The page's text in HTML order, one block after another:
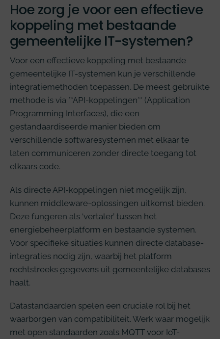
Hoe zorg je voor een effectieve
koppeling met bestaande
gemeentelijke IT-systemen?
Voor een effectieve koppeling met bestaande
gemeentelijke IT-systemen kun je verschillende
integratiemethoden toepassen. De meest gebruikte
methode is via **API-koppelingen** (Application
Programming Interfaces), die een
gestandaardiseerde manier bieden om
verschillende softwaresystemen met elkaar te
laten communiceren zonder directe toegang tot
elkaars code.
Als directe API-koppelingen niet mogelijk zijn,
kunnen middleware-oplossingen uitkomst bieden.
Deze fungeren als ‘vertaler’ tussen het
energiebeheerplatform en bestaande systemen.
Voor specifieke situaties kunnen directe database-
integraties nodig zijn, waarbij het platform
rechtstreeks gegevens uit gemeentelijke databases
haalt.
Datastandaarden spelen een cruciale rol bij het
waarborgen van compatibiliteit. Werk waar mogelijk
met open standaarden zoals MQTT voor IoT-